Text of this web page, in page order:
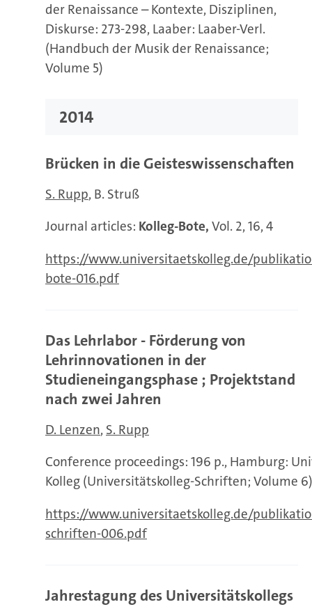
der Renaissance – Kontexte, Disziplinen,
Diskurse: 273-298, Laaber: Laaber-Verl.
(Handbuch der Musik der Renaissance;
Volume 5)
2014
Brücken in die Geisteswissenschaften
S. Rupp B. Struß
Journal articles: Kolleg-Bote, Vol. 2, 16, 4
https://www.universitaetskolleg.de/
bote-016.pdf
Das Lehrlabor - Förderung von
Lehrinnovationen in der
Studieneingangsphase ; Projektstand
nach zwei Jahren
D. Lenzen S. Rupp
Conference proceedings: 196 p., Hamburg:
Kolleg (Universitätskolleg-Schriften; Volume 6)
https://www.universitaetskolleg.de/
schriften-006.pdf
Jahrestagung des Universitätskollegs